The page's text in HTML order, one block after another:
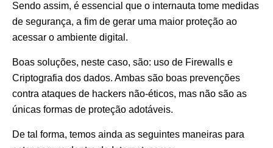
Sendo assim, é essencial que o internauta tome medidas
de segurança, a fim de gerar uma maior proteção ao
acessar o ambiente digital.
Boas soluções, neste caso, são: uso de Firewalls e
Criptografia dos dados. Ambas são boas prevenções
contra ataques de hackers não-éticos, mas não são as
únicas formas de proteção adotáveis.
De tal forma, temos ainda as seguintes maneiras para